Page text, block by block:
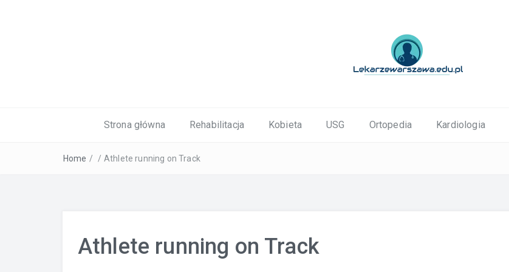
Strona główna Rehabilitacja Kobieta USG Ortopedia Kardiologia
Home / / Athlete running on Track
Athlete running on Track